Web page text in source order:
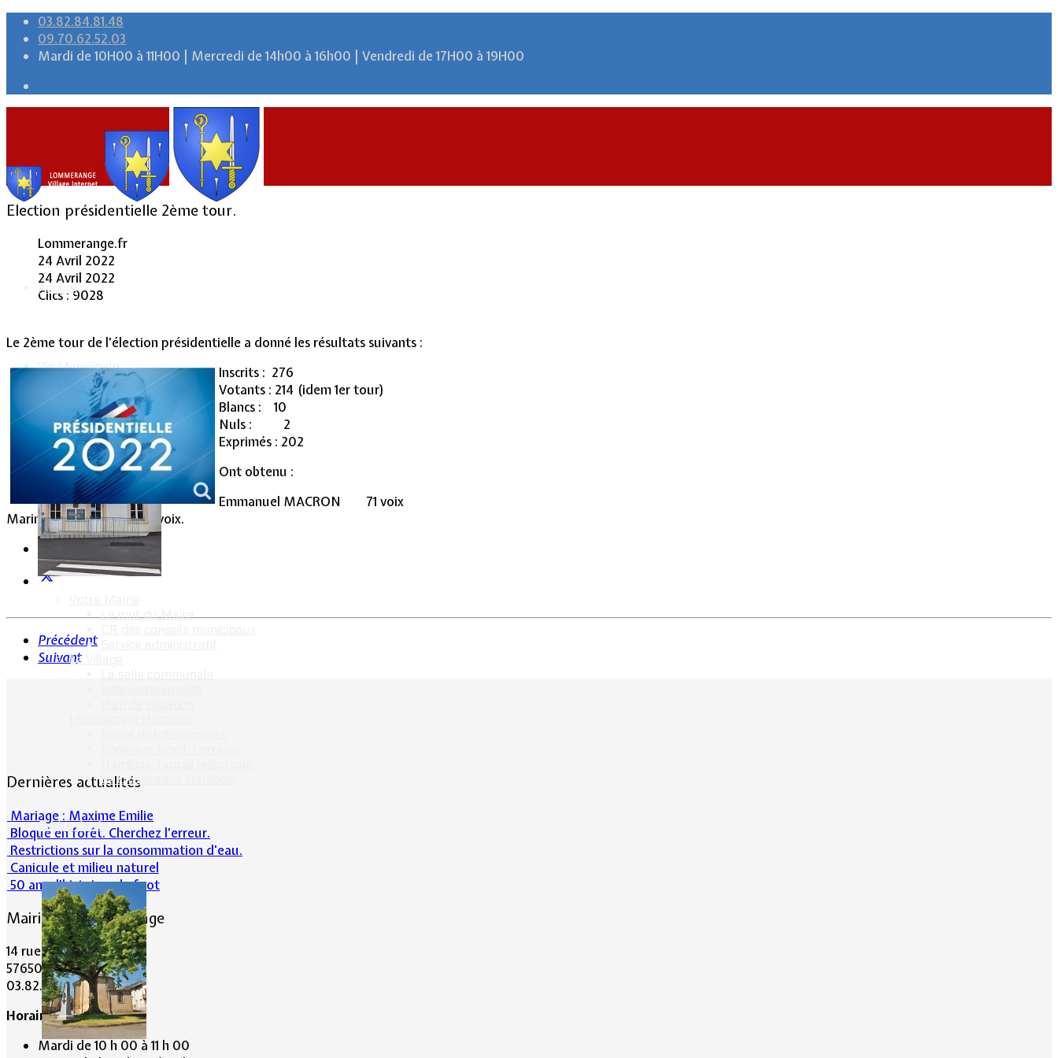
03.82.84.81.48
09.70.62.52.03
Mardi de 10H00 à 11H00 | Mercredi de 14h00 à 16h00 | Vendredi de 17H00 à 19H00
Accueil
Vie Municipale
Le mot du Maire
Le Village
Le lotissement Hambois
Cadre de vie
Election présidentielle 2ème tour.
Lommerange.fr
24 Avril 2022
24 Avril 2022
Clics : 9028
Le 2ème tour de l’élection présidentielle a donné les résultats suivants :
Inscrits : 276
Votants : 214 (idem 1er tour)
Blancs : 10
Nuls : 2
Exprimés : 202
Ont obtenu :
Emmanuel MACRON 71 voix
Marine LE PEN 131 voix.
Précédent
Suivant
Dernières actualités
Mariage : Maxime Emilie
Bloqué en forêt. Cherchez l’erreur.
Restrictions sur la consommation d'eau.
Canicule et milieu naturel
50 ans d’histoires de foot
Mairie de Lommerange
14 rue Maréchal Joffre
57650 LOMMERANGE
03.82.84.81.48
Horaire de la Mairie:
Mardi de 10 h 00 à 11 h 00